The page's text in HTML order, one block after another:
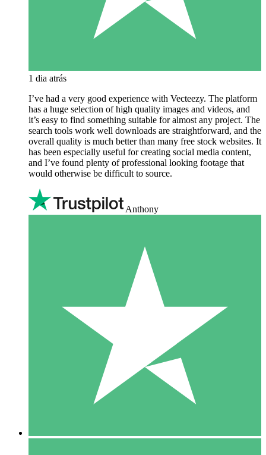
1 dia atrás
I’ve had a very good experience with Vecteezy. The platform
has a huge selection of high quality images and videos, and
it’s easy to find something suitable for almost any project. The
search tools work well downloads are straightforward, and the
overall quality is much better than many free stock websites. It
has been especially useful for creating social media content,
and I’ve found plenty of professional looking footage that
would otherwise be difficult to source.
Anthony